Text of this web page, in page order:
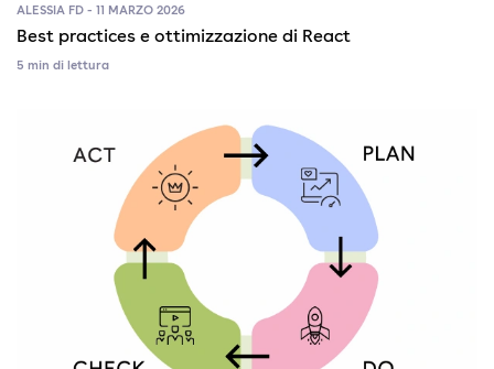
ALESSIA FD - 11 MARZO 2026
Best practices e ottimizzazione di React
5 min di lettura